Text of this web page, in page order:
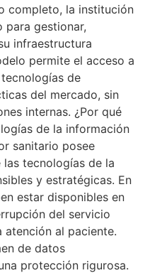
completo, la institución
para gestionar,
infraestructura
permite el acceso a
de
del mercado, sin
internas. ¿Por qué
de la información
sanitario posee
tecnologías de la
y estratégicas. En
estar disponibles en
del servicio
al paciente.
de datos
protección rigurosa.